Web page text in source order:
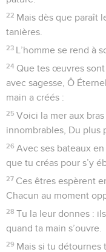
35 Que les pécheurs
n’existent plus ! Bénis
Dieu : Alléluia !
©
Psaumes 105
Seuls les Évangiles sont
Infidélité
1 Louez l’Éternel !
parmi les nations !
2 Chantez à sa gloire,